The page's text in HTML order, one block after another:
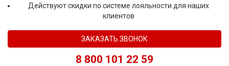
Действуют скидки по системе лояльности для наших
клиентов
ЗАКАЗАТЬ ЗВОНОК
8 800 101 22 59